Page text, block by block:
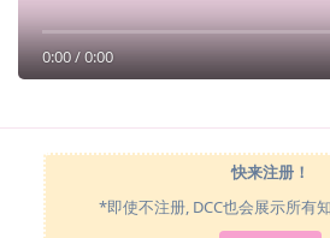
0:00/0:00
快来注册！
*即使不注册, DCC也会展示所有